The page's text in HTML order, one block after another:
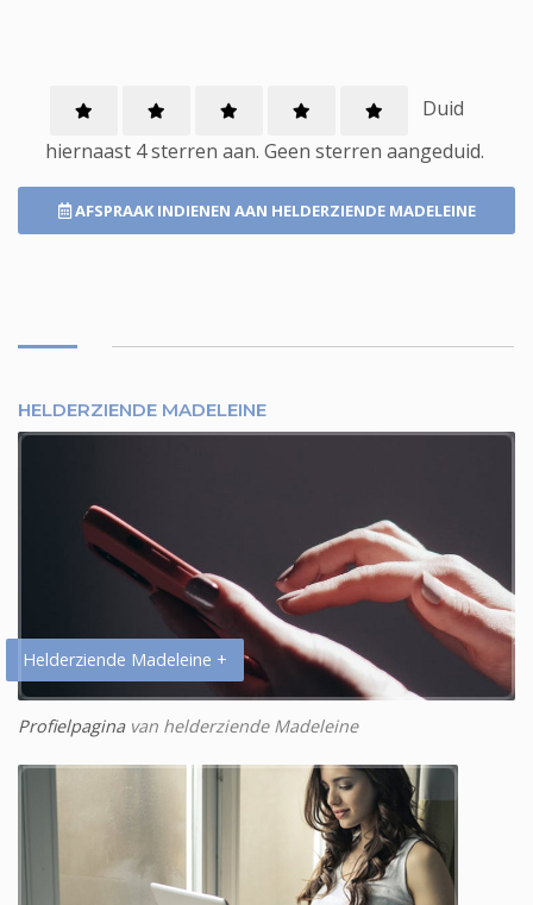
Duid
hiernaast 4 sterren aan. Geen sterren aangeduid.
AFSPRAAK INDIENEN AAN HELDERZIENDE MADELEINE
HELDERZIENDE MADELEINE
Helderziende Madeleine +
Profielpaginavan helderziende Madeleine